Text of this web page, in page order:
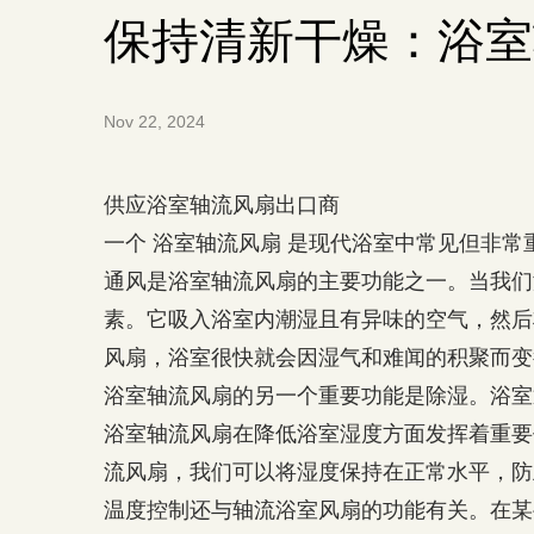
保持清新干燥：浴
Nov 22, 2024
供应浴室轴流风扇出口商
一个 浴室轴流风扇 是现代浴室中常见但非常
通风是浴室轴流风扇的主要功能之一。当我
素。它吸入浴室内潮湿且有异味的空气，然
风扇，浴室很快就会因湿气和难闻的积聚而
浴室轴流风扇的另一个重要功能是除湿。浴
浴室轴流风扇在降低浴室湿度方面发挥着重
流风扇，我们可以将湿度保持在正常水平，
温度控制还与轴流浴室风扇的功能有关。在